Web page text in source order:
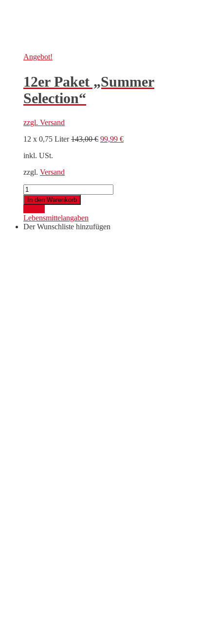
Angebot!
12er Paket „Summer
Selection“
zzgl. Versand
12 x 0,75 Liter143,00€ Ursprünglicher
99,99 €Aktueller
inkl. USt.
zzgl. Versand
12er
Paket
"Summer
Selection"
Menge
In den Warenkorb
Lebensmittelangaben
Der Wunschliste hinzufügen